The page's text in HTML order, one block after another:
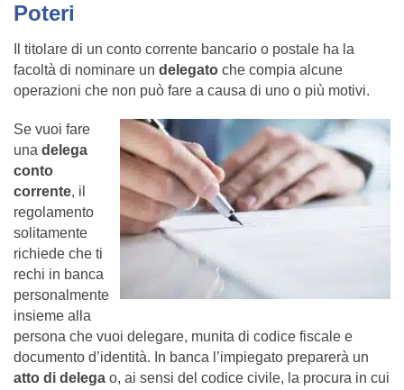
Poteri
Il titolare di un conto corrente bancario o postale ha la
facoltà di nominare un delegato che compia alcune
operazioni che non può fare a causa di uno o più motivi.
Se vuoi fare
una delega
conto
corrente, il
regolamento
solitamente
richiede che ti
rechi in banca
personalmente
insieme alla
persona che vuoi delegare, munita di codice fiscale e
documento d’identità. In banca l’impiegato preparerà un
atto di delega o, ai sensi del codice civile, la procura in cui